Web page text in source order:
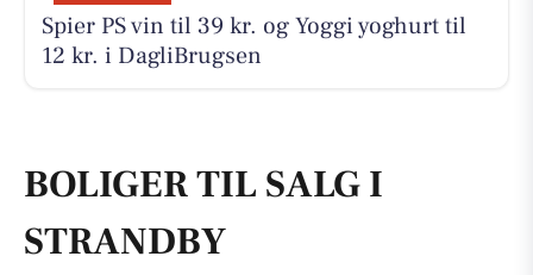
Spier PS vin til 39 kr. og Yoggi yoghurt til
12 kr. i DagliBrugsen
BOLIGER TIL SALG I
STRANDBY